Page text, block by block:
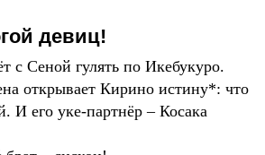
девиц!
с Сеной гулять по Икебукуро.
открывает Кирино истину*: что
И его уке-партнёр – Косака